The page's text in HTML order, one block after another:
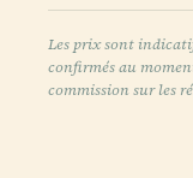
Les prix sont
confirmés au
commission sur les